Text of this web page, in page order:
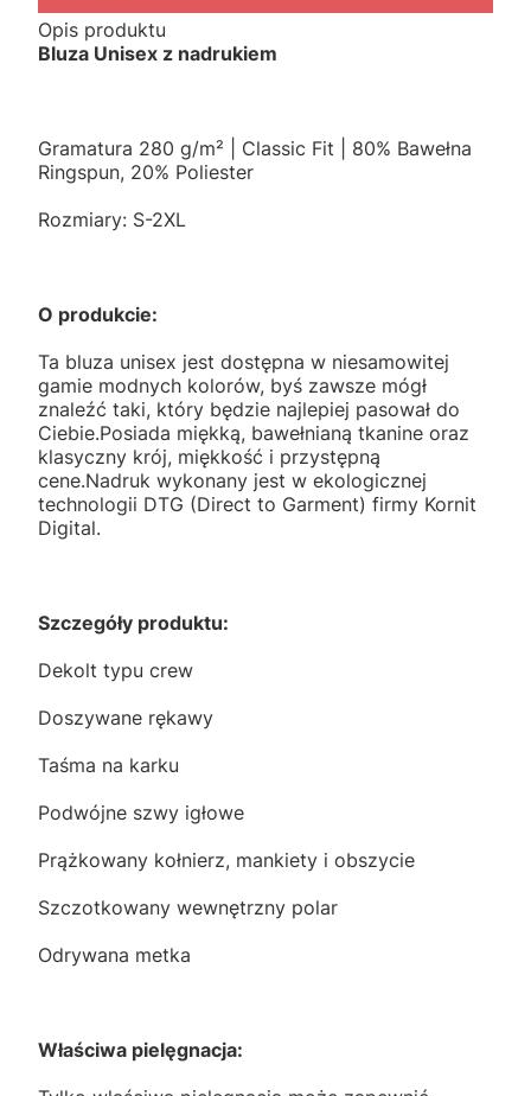
Opis produktu
Bluza Unisex z nadrukiem
Gramatura 280 g/m² | Classic Fit | 80% Bawełna
Ringspun, 20% Poliester
Rozmiary: S-2XL
O produkcie:
Ta bluza unisex jest dostępna w niesamowitej
gamie modnych kolorów, byś zawsze mógł
znaleźć taki, który będzie najlepiej pasował do
Ciebie.Posiada miękką, bawełnianą tkanine oraz
klasyczny krój, miękkość i przystępną
cene.Nadruk wykonany jest w ekologicznej
technologii DTG (Direct to Garment) firmy Kornit
Digital.
Szczegóły produktu:
Dekolt typu crew
Doszywane rękawy
Taśma na karku
Podwójne szwy igłowe
Prążkowany kołnierz, mankiety i obszycie
Szczotkowany wewnętrzny polar
Odrywana metka
Właściwa pielęgnacja: